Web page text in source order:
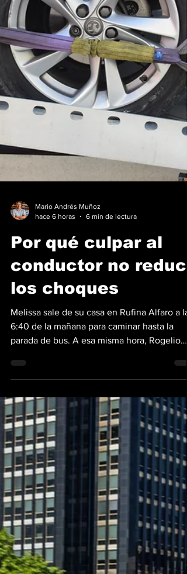
hace 6 horas
6 min de lectura
Por qué culpar al
conductor no
los choques
Melissa sale de su casa en Rufina Alfaro a
6:40 de la mañana para caminar hasta la
parada de bus. A esa misma hora, Rogelio
casi todos los días en la intersección de
Manuel F. Zárate con la avenida principal de
Brisas del Golf, aunque apenas se conocen
de vista. Melissa cruza por donde casi todo
mundo cruza: la línea recta que conecta la
parada con la acera del otro lado. En urb